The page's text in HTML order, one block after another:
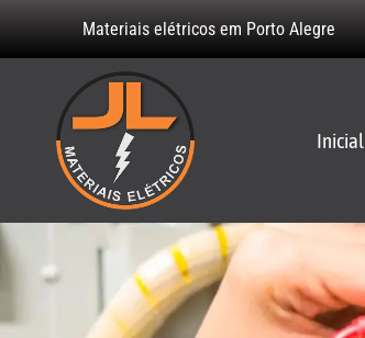
Materiais elétricos em Porto Alegre
Inicial